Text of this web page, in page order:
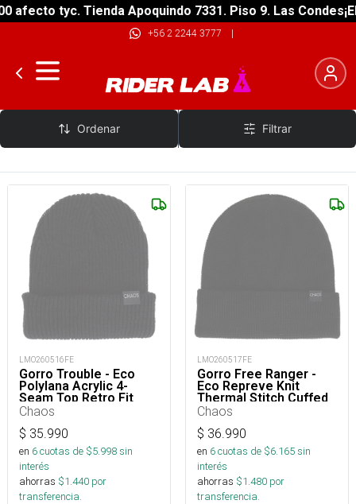
afecto tyc. Tienda Apoquindo 7331. Piso 9. Las Condes
+56 2 2244 3777 |
Chaos
Ordenar Filtrar
LMO260516FE
Gorro Trouble - Eco
Polylana Acrylic 4-
Seam Top Retro Fit
Beanie Osfm
Chaos
$ 35.990
en 6cuotas de $5.998sin
interés
ahorras $1.440 por
transferencia.
LMO260517FE
Gorro Free Ranger -
Eco Repreve Knit
Thermal Stitch Cuffed
Two Layer Beanie
Chaos
$ 36.990
en 6cuotas de $6.165sin
interés
ahorras $1.480 por
transferencia.